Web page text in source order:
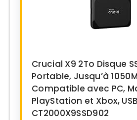
Crucial X9 2To Disque
Portable, Jusqu’à
Compatible avec PC,
PlayStation et Xbox,
CT2000X9SSD902